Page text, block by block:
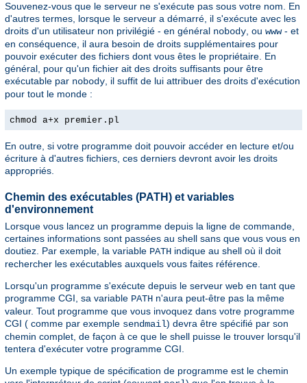
Souvenez-vous que le serveur ne s'exécute pas sous votre nom. En
d'autres termes, lorsque le serveur a démarré, il s'exécute avec les
droits d'un utilisateur non privilégié - en général nobody , ou www- et
en conséquence, il aura besoin de droits supplémentaires pour
pouvoir exécuter des fichiers dont vous êtes le propriétaire. En
général, pour qu'un fichier ait des droits suffisants pour être
exécutable par nobody , il suffit de lui attribuer des droits d'exécution
pour tout le monde :
chmod a+x premier.pl
En outre, si votre programme doit pouvoir accéder en lecture et/ou
écriture à d'autres fichiers, ces derniers devront avoir les droits
appropriés.
Chemin des exécutables (PATH) et variables
d'environnement
Lorsque vous lancez un programme depuis la ligne de commande,
certaines informations sont passées au shell sans que vous vous en
doutiez. Par exemple, la variable PATH indique au shell où il doit
rechercher les exécutables auxquels vous faites référence.
Lorsqu'un programme s'exécute depuis le serveur web en tant que
programme CGI, sa variable PATH n'aura peut-être pas la même
valeur. Tout programme que vous invoquez dans votre programme
CGI ( comme par exemple sendmail) devra être spécifié par son
chemin complet, de façon à ce que le shell puisse le trouver lorsqu'il
tentera d'exécuter votre programme CGI.
Un exemple typique de spécification de programme est le chemin